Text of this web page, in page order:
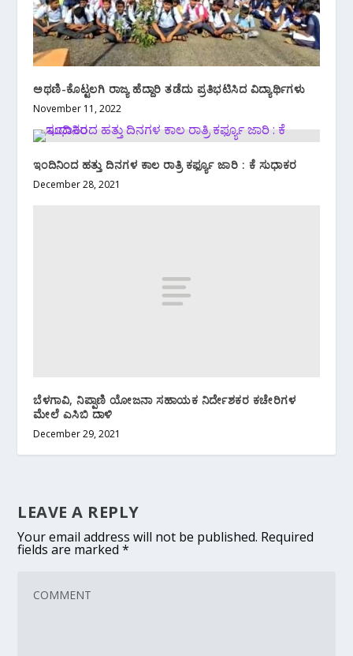
ಅಥಣಿ-ಕೊಟ್ಟಲಗಿ ರಾಜ್ಯ ಹೆದ್ದಾರಿ ತಡೆದು ಪ್ರತಿಭಟಿಸಿದ ವಿದ್ಯಾರ್ಥಿಗಳು
November 11, 2022
ಇಂದಿನಿಂದ ಹತ್ತು ದಿನಗಳ ಕಾಲ ರಾತ್ರಿ ಕರ್ಫ್ಯೂ ಜಾರಿ : ಕೆ ಸುಧಾಕರ
December 28, 2021
ಬೆಳಗಾವಿ, ನಿಪ್ಪಾಣಿ ಯೋಜನಾ ಸಹಾಯಕ‌ ನಿರ್ದೇಶಕರ ಕಚೇರಿಗಳ
ಮೇಲೆ ಎಸಿಬಿ ದಾಳಿ
December 29, 2021
LEAVE A REPLY
Your email address will not be published. Required
fields are marked*